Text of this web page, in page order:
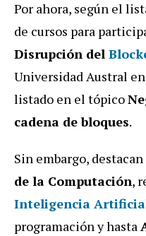
Por ahora, según el
de cursos para
Disrupción del
Universidad Austral
listado en el tópico
cadena de bloques.
Sin embargo,
de la Computación,
Inteligencia
programación y hasta